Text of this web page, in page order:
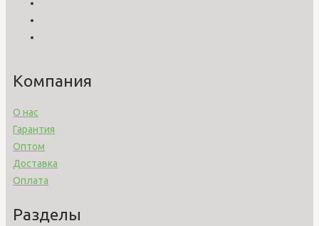
Компания
О нас
Гарантия
Оптом
Доставка
Оплата
Разделы